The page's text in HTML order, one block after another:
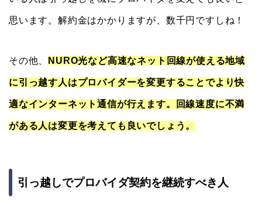
思います。解約金はかかりますが、数千円ですしね！
その他、 NURO光など高速なネット回線が使える地域
に引っ越す人はプロバイダーを変更することでより快
適なインターネット通信が行えます。回線速度に不満
がある人は変更を考えても良いでしょう。
引っ越しでプロバイダ契約を継続すべき人